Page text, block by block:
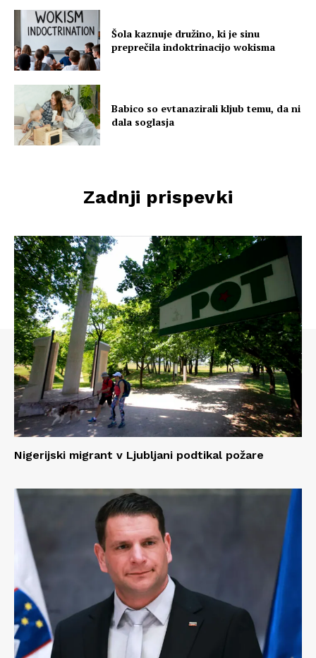
Šola kaznuje družino, ki je sinu
preprečila indoktrinacijo wokisma
Babico so evtanazirali kljub temu, da ni
dala soglasja
Zadnji prispevki
Nigerijski migrant v Ljubljani podtikal požare